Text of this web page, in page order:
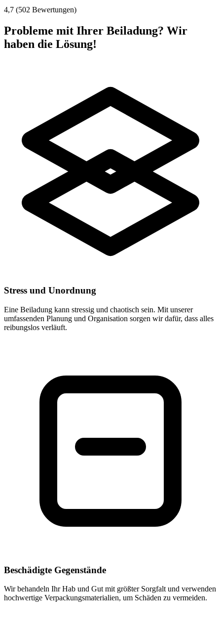
4,7 (502 Bewertungen)
Probleme mit Ihrer Beiladung? Wir
haben die Lösung!
Stress und Unordnung
Eine Beiladung kann stressig und chaotisch sein. Mit unserer
umfassenden Planung und Organisation sorgen wir dafür, dass alles
reibungslos verläuft.
Beschädigte Gegenstände
Wir behandeln Ihr Hab und Gut mit größter Sorgfalt und verwenden
hochwertige Verpackungsmaterialien, um Schäden zu vermeiden.